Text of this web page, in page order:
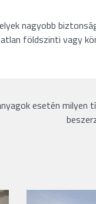
nagyobb
földszinti vagy
esetén milyen